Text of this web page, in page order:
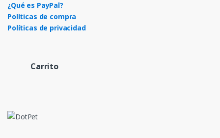
¿Qué es PayPal?
Políticas de compra
Políticas de privacidad
Carrito